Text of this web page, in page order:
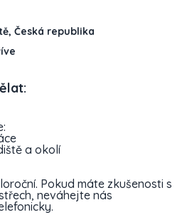
Česká republika
a okolí
Pokud máte zkušenosti s
neváhejte nás